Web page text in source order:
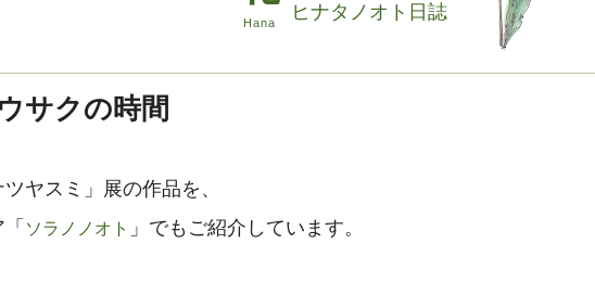
ヒナタノオト日誌
サクの時間
ヤスミ」展の作品を、
ソラノノオト 」でもご紹介しています。